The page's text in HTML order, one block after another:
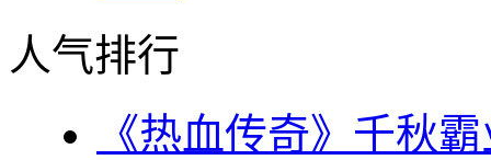
人气排行
《热血传奇》千秋